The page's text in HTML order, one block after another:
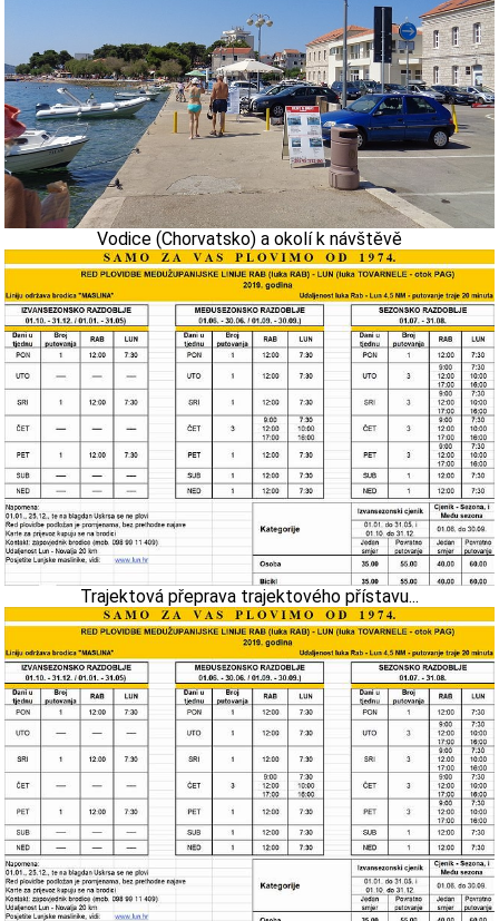
Vodice (Chorvatsko) a okolí k návštěvě
Trajektová přeprava trajektového přístavu...